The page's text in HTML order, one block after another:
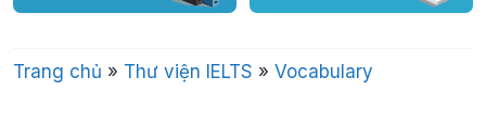
Trang chủ » Thư viện IELTS » Vocabulary